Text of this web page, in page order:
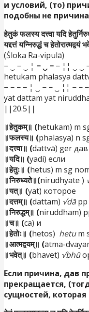
и условий, (то)
подобны не
हेतुकं फलस्य दत्त्वा यदि
यद्दत्तं यन्निरुद्धं च
(Śloka Ra-vipulā)
− ‿ − ‿ ¦ − ‿ − − ¦¦ ‿ ‿
hetukam phalasya
− − − − ¦ ‿ − − ‿ ¦¦ − −
yat dattam yat
||20.5||
॥हेतुकम्॥ (hetukam) m
॥फलस्य॥ (phalasya) n
॥दत्त्वा॥ (dattvā) ger дав
॥यदि॥ (yadi) если
॥हेतुः॥ (hetus) m sg
॥निरुध्यते॥(nirudhyate )
॥यत्॥ (yat) которое
॥दत्तम्॥ (dattam) √dā
॥निरुद्धम्॥ (niruddham)
॥च॥ (ca) и
॥हेतोः॥ (hetos) hetum
॥आत्मद्वयम्॥ (ātma-
॥भवेत्॥ (bhavet) √bhū
Если причина, дав
прекращается,
сущностей,